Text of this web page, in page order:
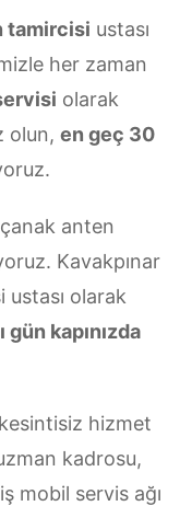
tamircisi ustası
her zaman
olarak
olun, en geç 30
anten
Kavakpınar
ustası olarak
gün kapınızda
hizmet
kadrosu,
mobil servis ağı